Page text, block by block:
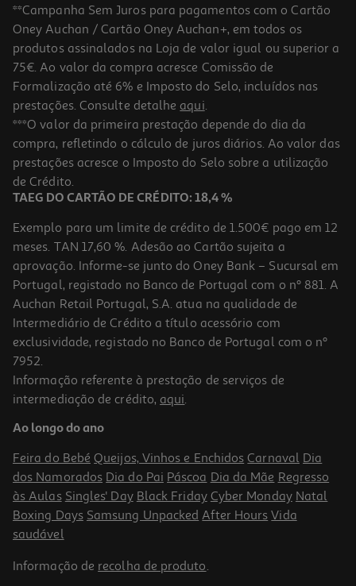
Paus De Canela Lebensbaum Inteiros Ceylon Bio 6 Peças
28.25 €/Kg
3,39 €
Gengibre Margão Moído Bio 32g
134.06 €/Kg
4,29 €
**Campanha Sem Juros para pagamentos com o Cartão
Oney Auchan / Cartão Oney Auchan+, em todos os
produtos assinalados na Loja de valor igual ou superior a
75€. Ao valor da compra acresce Comissão de
Formalização até 6% e Imposto do Selo, incluídos nas
prestações. Consulte detalhe aqui.
***O valor da primeira prestação depende do dia da
compra, refletindo o cálculo de juros diários. Ao valor das
prestações acresce o Imposto do Selo sobre a utilização
de Crédito.
TAEG DO CARTÃO DE CRÉDITO: 18,4 %
Exemplo para um limite de crédito de 1.500€ pago em 12
meses. TAN 17,60 %. Adesão ao Cartão sujeita a
aprovação. Informe-se junto do Oney Bank – Sucursal em
Portugal, registado no Banco de Portugal com o nº 881. A
Auchan Retail Portugal, S.A. atua na qualidade de
Intermediário de Crédito a título acessório com
exclusividade, registado no Banco de Portugal com o nº
7952.
Informação referente à prestação de serviços de
intermediação de crédito, aqui.
Ao longo do ano
Feira do Bebé Queijos, Vinhos e Enchidos Carnaval Dia
dos Namorados Dia do Pai Páscoa Dia da Mãe Regresso
às Aulas Singles' Day Black Friday Cyber Monday Natal
Boxing Days Samsung Unpacked After Hours Vida
saudável
Informação de recolha de produto.